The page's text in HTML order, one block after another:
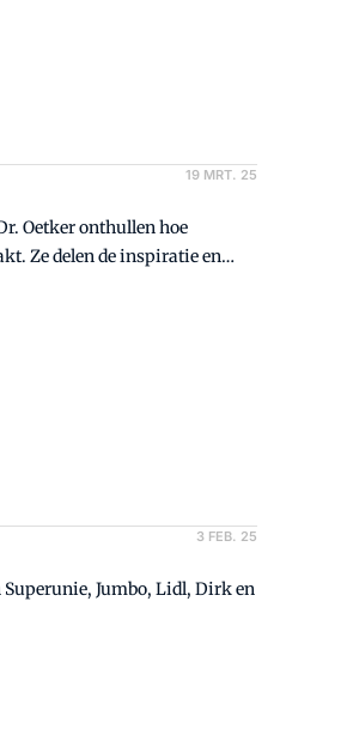
19 MRT. 25
Oetker onthullen hoe
Ze delen de inspiratie en
3 FEB. 25
Jumbo, Lidl, Dirk en